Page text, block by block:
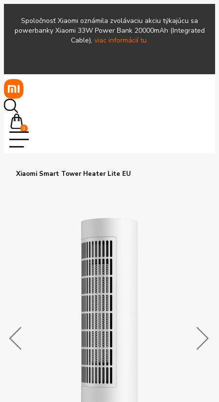
Spoločnosť Xiaomi oznámila zvolávaciu akciu týkajúcu sa
powerbanky Xiaomi 33W Power Bank 20000mAh (Integrated
Cable), viac informácií tu.
0
Xiaomi Smart Tower Heater Lite EU